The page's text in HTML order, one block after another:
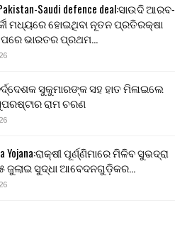
Saudi defence deal:ସାଉଦି ଆରବ-
ମଧ୍ୟରେ ହୋଇଥିବା ନୂତନ ପ୍ରତିରକ୍ଷା
ଭାରତର ପ୍ରଥମ…
ସୁକୁମାରଙ୍କ ସହ ହାତ ମିଳାଇଲେ
ରାମ ଚରଣ
Yojana:ରାକ୍ଷୀ ପୂର୍ଣ୍ଣିମାରେ ମିଳିବ ସୁଭଦ୍ରା
ଜୁଲାଇ ସୁଦ୍ଧା ଆବେଦନଗୁଡ଼ିକର…